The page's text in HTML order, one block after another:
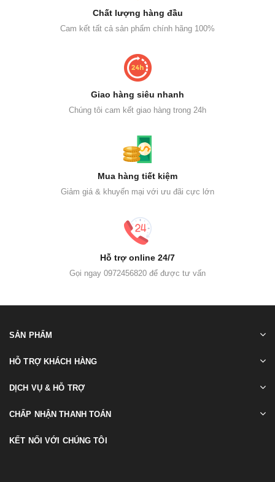
Chất lượng hàng đầu
Cam kết tất cả sản phẩm chính hãng 100%
Giao hàng siêu nhanh
Chúng tôi cam kết giao hàng trong 24h
Mua hàng tiết kiệm
Giảm giá & khuyến mại với ưu đãi cực lớn
Hỗ trợ online 24/7
Gọi ngay 0972456820 để được tư vấn
SẢN PHẨM
HỖ TRỢ KHÁCH HÀNG
DỊCH VỤ & HỖ TRỢ
CHẤP NHẬN THANH TOÁN
KẾT NỐI VỚI CHÚNG TÔI